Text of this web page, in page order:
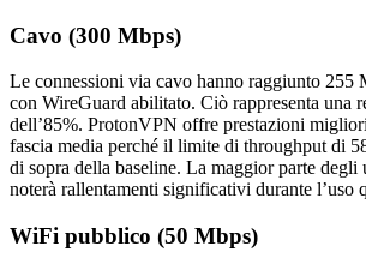
Cavo (300 Mbps)
Le connessioni via cavo hanno raggiunto 255
con WireGuard abilitato. Ciò rappresenta una
dell’85%. ProtonVPN offre prestazioni
fascia media perché il limite di throughput di
di sopra della baseline. La maggior parte degli
noterà rallentamenti significativi durante l’uso
WiFi pubblico (50 Mbps)